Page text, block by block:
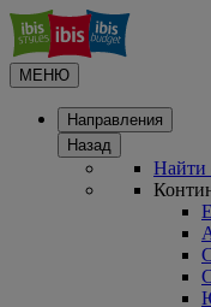
МЕНЮ
Направления
Назад
Найти